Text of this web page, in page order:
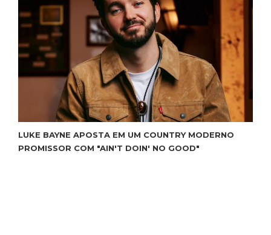
LUKE BAYNE APOSTA EM UM COUNTRY MODERNO
PROMISSOR COM "AIN'T DOIN' NO GOOD"